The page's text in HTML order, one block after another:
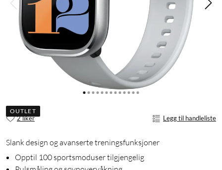
OUTLET
2 liker Legg til handleliste
Slank design og avanserte treningsfunksjoner
Opptil 100 sportsmoduser tilgjengelig